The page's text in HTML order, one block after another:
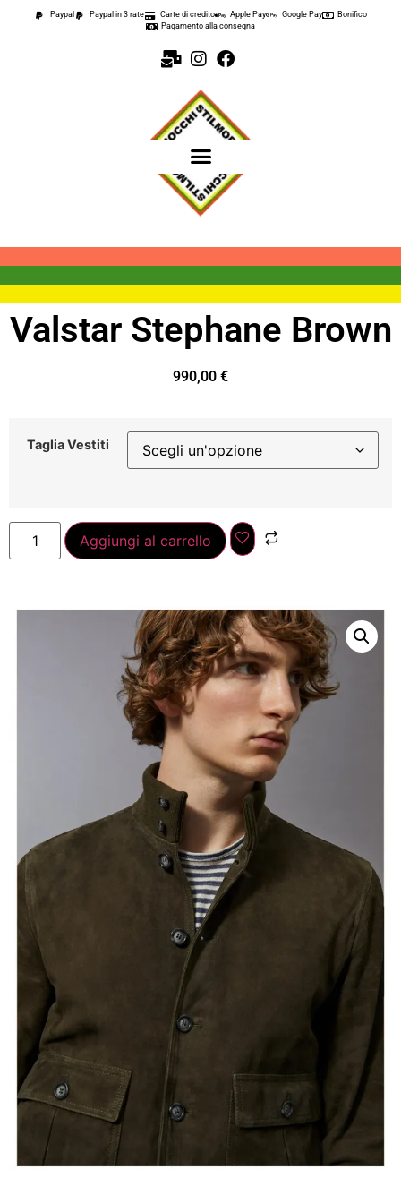
Paypal Paypal in 3 rate Carte di credito Apple Pay Google Pay
Bonifico
Pagamento alla consegna
Valstar Stephane Brown
990,00 €
Taglia Vestiti
Aggiungi al carrello